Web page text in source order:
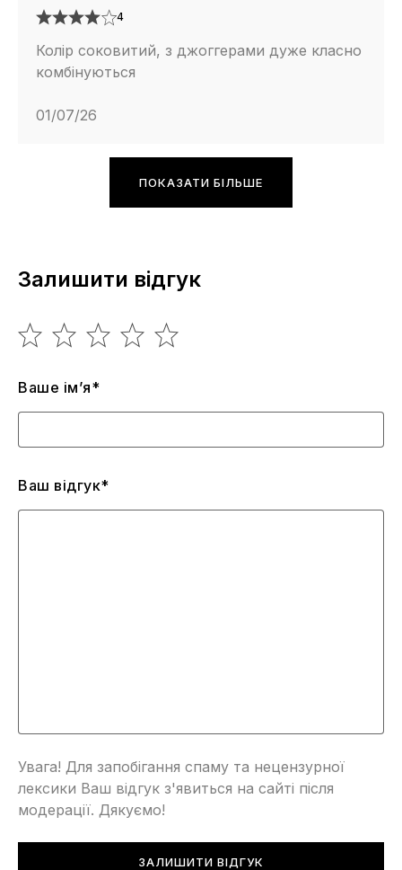
4
Колір соковитий, з джоггерами дуже класно
комбінуються
01/07/26
ПОКАЗАТИ БІЛЬШЕ
Залишити відгук
Ваше ім’я*
Ваш відгук*
Увага! Для запобігання спаму та нецензурної
лексики Ваш відгук з'явиться на сайті після
модерації. Дякуємо!
ЗАЛИШИТИ ВІДГУК